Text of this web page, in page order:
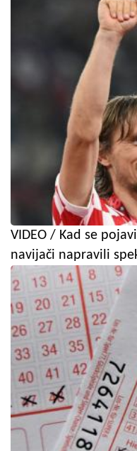
VIDEO / Kad se
navijači napravili